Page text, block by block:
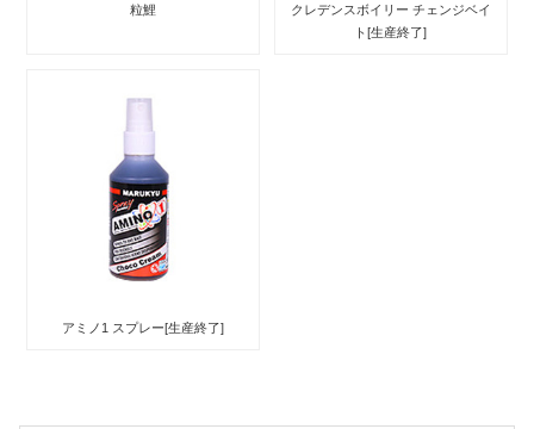
粒鯉
クレデンスボイリー チェンジベイ
ト[生産終了]
アミノ1 スプレー[生産終了]